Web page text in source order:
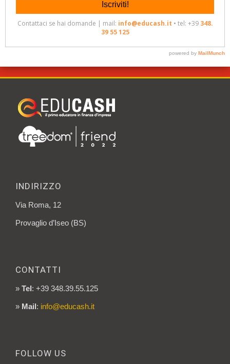
INDIRIZZO
Via Roma, 12
Provaglio d’Iseo (BS)
CONTATTI
» Tel: +39 348.39.55.125
» Mail: info@educash.it
FOLLOW US